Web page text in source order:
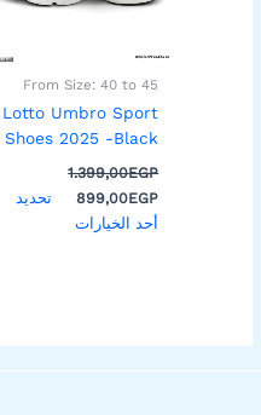
From Size: 40 to 45
Lotto Umbro Sport
Shoes 2025 -Black
1.399,00EGP
899,00EGP
تحديد
أحد الخيارات
اختيار
على
صفحة